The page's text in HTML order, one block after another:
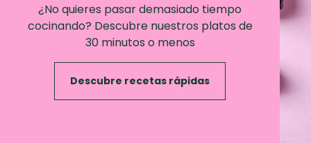
¿No quieres pasar demasiado tiempo
cocinando? Descubre nuestros platos de
30 minutos o menos
Descubre recetas rápidas